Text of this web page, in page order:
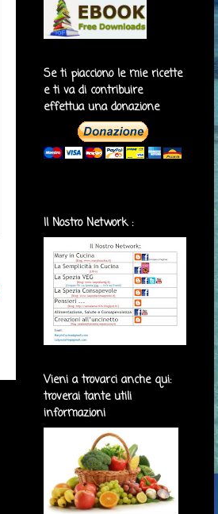
Se ti piacciono le mie ricette
e ti va di contribuire
effettua una donazione
Il Nostro Network :
Vieni a trovarci anche qui:
troverai tante utili
informazioni